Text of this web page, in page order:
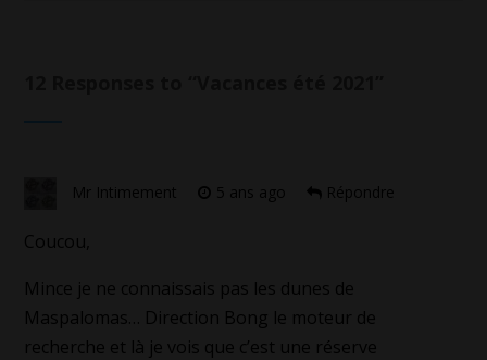
Mr Intimement 5 ans ago Répondre
Coucou,
Mince je ne connaissais pas les dunes de
Maspalomas… Direction Bong le moteur de
recherche et là je vois que c’est une réserve